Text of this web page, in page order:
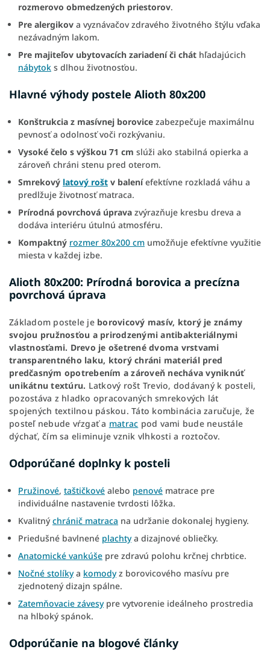
rozmerovo obmedzených priestorov.
Pre alergikov a vyznávačov zdravého životného štýlu vďaka
nezávadným lakom.
Pre majiteľov ubytovacích zariadení či chát hľadajúcich
nábytok s dlhou životnosťou.
Hlavné výhody postele Alioth 80x200
Konštrukcia z masívnej borovice zabezpečuje maximálnu
pevnosť a odolnosť voči rozkývaniu.
Vysoké čelo s výškou 71 cm slúži ako stabilná opierka a
zároveň chráni stenu pred oterom.
Smrekový latový rošt v baleníefektívne rozkladá váhu a
predlžuje životnosť matraca.
Prírodná povrchová úprava zvýrazňuje kresbu dreva a
dodáva interiéru útulnú atmosféru.
Kompaktný rozmer 80x200 cm umožňuje efektívne využitie
miesta v každej izbe.
Alioth 80x200: Prírodná borovica a precízna
povrchová úprava
Základom postele je borovicový masív, ktorý je známy
svojou pružnosťou a prirodzenými antibakteriálnymi
vlastnosťami. Drevo je ošetrené dvoma vrstvami
transparentného laku, ktorý chráni materiál pred
predčasným opotrebením a zároveň necháva vyniknúť
unikátnu textúru. Latkový rošt Trevio, dodávaný k posteli,
pozostáva z hladko opracovaných smrekových lát
spojených textilnou páskou. Táto kombinácia zaručuje, že
posteľ nebude vŕzgať a matrac pod vami bude neustále
dýchať, čím sa eliminuje vznik vlhkosti a roztočov.
Odporúčané doplnky k posteli
Pružinové, taštičkové alebo penové matrace pre
individuálne nastavenie tvrdosti lôžka.
Kvalitnýchránič matraca na udržanie dokonalej hygieny.
Priedušné bavlnené plachtya dizajnové obliečky.
Anatomické vankúše pre zdravú polohu krčnej chrbtice.
Nočné stolíkya komodyz borovicového masívu pre
zjednotený dizajn spálne.
Zatemňovacie závesypre vytvorenie ideálneho prostredia
na hlboký spánok.
Odporúčanie na blogové články